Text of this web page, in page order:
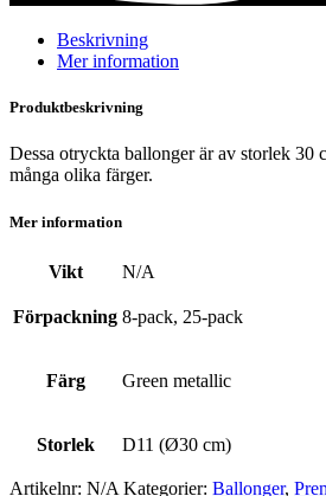
mängd
Beskrivning
Mer information
Produktbeskrivning
Dessa otryckta ballonger är av storlek 30
många olika färger.
Mer information
Vikt N/A
Förpackning 8-pack, 25-pack
Färg Green metallic
Storlek D11 (Ø30 cm)
Artikelnr: N/A Kategorier: Ballonger,